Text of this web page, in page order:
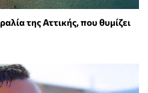
της Αττικής, που θυμίζει